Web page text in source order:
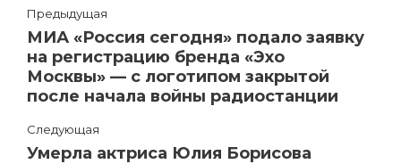
Предыдущая
МИА «Россия сегодня» подало заявку
на регистрацию бренда «Эхо
Москвы» — с логотипом закрытой
после начала войны радиостанции
Следующая
Умерла актриса Юлия Борисова